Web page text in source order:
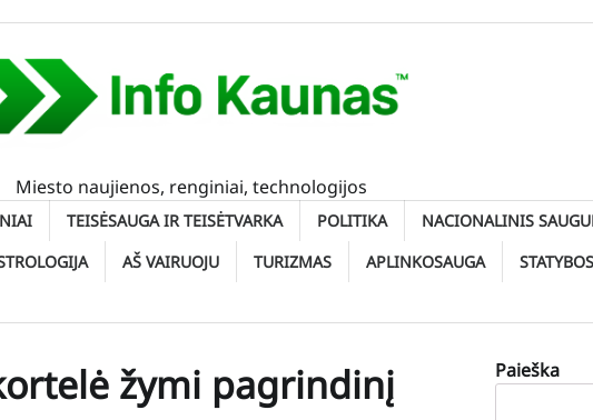
Miesto naujienos, renginiai, technologijos
TEISĖSAUGA IR TEISĖTVARKA POLITIKA NACIONALINIS
AŠ VAIRUOJU TURIZMAS APLINKOSAUGA STATYBOS
žymi pagrindinį
Paieška